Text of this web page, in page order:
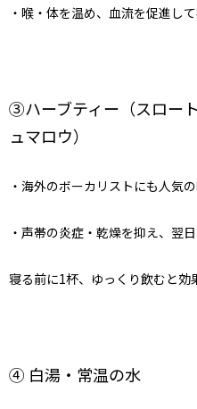
・喉・体を温め、血流を促進し
③ハーブティー（スロー
ュマロウ）
・海外のボーカリストにも人気
・声帯の炎症・乾燥を抑え、翌日
寝る前に1杯、ゆっくり飲むと効
④ 白湯・常温の水